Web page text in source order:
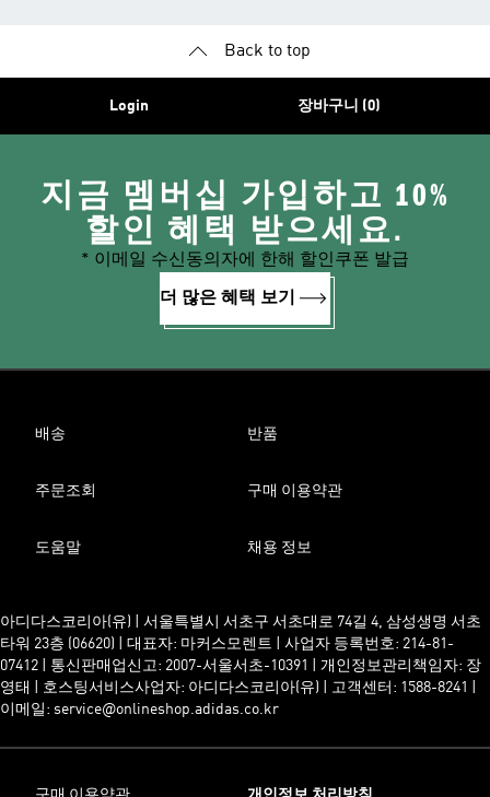
Back to top
Login 장바구니 (0)
지금 멤버십 가입하고 10%
할인 혜택 받으세요.
* 이메일 수신동의자에 한해 할인쿠폰 발급
더 많은 혜택 보기
배송 반품
주문조회 구매 이용약관
도움말 채용 정보
아디다스코리아(유) | 서울특별시 서초구 서초대로 74길 4, 삼성생명 서초
타워 23층 (06620) | 대표자: 마커스모렌트 | 사업자 등록번호: 214-81-
07412 | 통신판매업신고: 2007-서울서초-10391 | 개인정보관리책임자: 장
영태 | 호스팅서비스사업자: 아디다스코리아(유) | 고객센터: 1588-8241 |
이메일: service@onlineshop.adidas.co.kr